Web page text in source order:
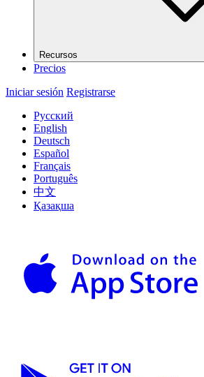
Recursos
Precios
Iniciar sesión Registrarse
Русский
English
Deutsch
Español
Français
Português
中文
Қазақша